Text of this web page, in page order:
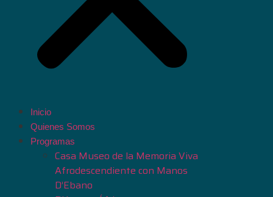
Inicio
Quienes Somos
Programas
Casa Museo de la Memoria Viva
Afrodescendiente con Manos
D’Ebano